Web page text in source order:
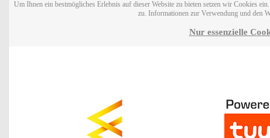
Um Ihnen ein bestmögliches Erlebnis auf dieser Website zu bieten setzen wir Cookies
zu. Informationen zur Verwendung und den
Nur essenzielle